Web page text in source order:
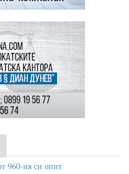
960-ия си опит